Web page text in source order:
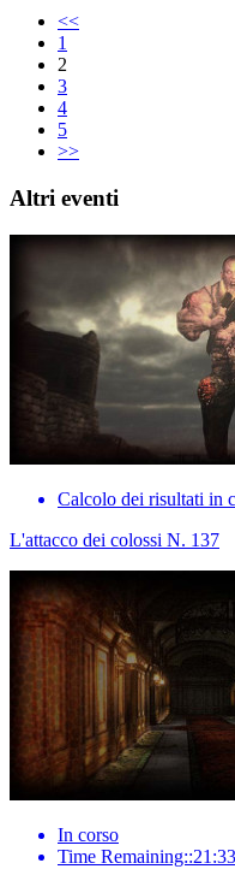
<<
1
2
3
4
5
>>
Altri eventi
Calcolo dei risultati in
L'attacco dei colossi N. 137
In corso
Time Remaining::21:33